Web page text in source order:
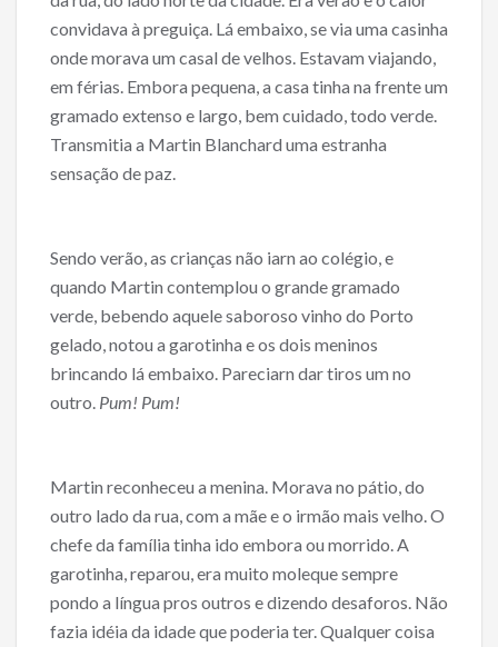
convidava à preguiça. Lá embaixo, se via uma casinha
onde morava um casal de velhos. Estavam viajando,
em férias. Embora pequena, a casa tinha na frente um
gramado extenso e largo, bem cuidado, todo verde.
Transmitia a Martin Blanchard uma estranha
sensação de paz.
Sendo verão, as crianças não iarn ao colégio, e
quando Martin contemplou o grande gramado
verde, bebendo aquele saboroso vinho do Porto
gelado, notou a garotinha e os dois meninos
brincando lá embaixo. Pareciarn dar tiros um no
outro. Pum! Pum!
Martin reconheceu a menina. Morava no pátio, do
outro lado da rua, com a mãe e o irmão mais velho. O
chefe da família tinha ido embora ou morrido. A
garotinha, reparou, era muito moleque sempre
pondo a língua pros outros e dizendo desaforos. Não
fazia idéia da idade que poderia ter. Qualquer coisa